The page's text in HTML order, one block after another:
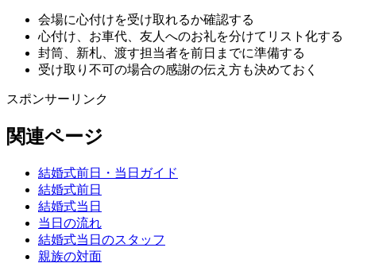
会場に心付けを受け取れるか確認する
心付け、お車代、友人へのお礼を分けてリスト化する
封筒、新札、渡す担当者を前日までに準備する
受け取り不可の場合の感謝の伝え方も決めておく
スポンサーリンク
関連ページ
結婚式前日・当日ガイド
結婚式前日
結婚式当日
当日の流れ
結婚式当日のスタッフ
親族の対面